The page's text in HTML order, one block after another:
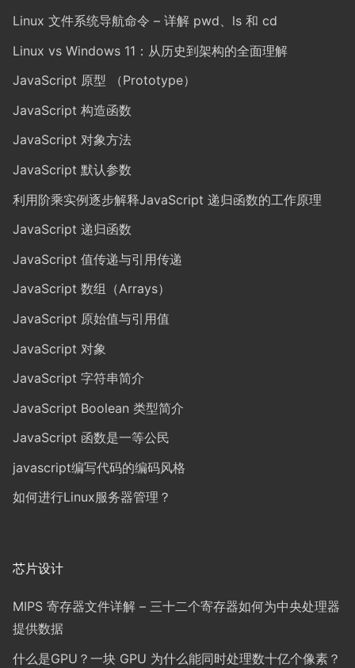
Linux 文件系统导航命令 – 详解 pwd、ls 和 cd
Linux vs Windows 11：从历史到架构的全面理解
JavaScript 原型 （Prototype）
JavaScript 构造函数
JavaScript 对象方法
JavaScript 默认参数
利用阶乘实例逐步解释JavaScript 递归函数的工作原理
JavaScript 递归函数
JavaScript 值传递与引用传递
JavaScript 数组（Arrays）
JavaScript 原始值与引用值
JavaScript 对象
JavaScript 字符串简介
JavaScript Boolean 类型简介
JavaScript 函数是一等公民
javascript编写代码的编码风格
如何进行Linux服务器管理？
芯片设计
MIPS 寄存器文件详解 – 三十二个寄存器如何为中央处理器
提供数据
什么是GPU？一块 GPU 为什么能同时处理数十亿个像素？